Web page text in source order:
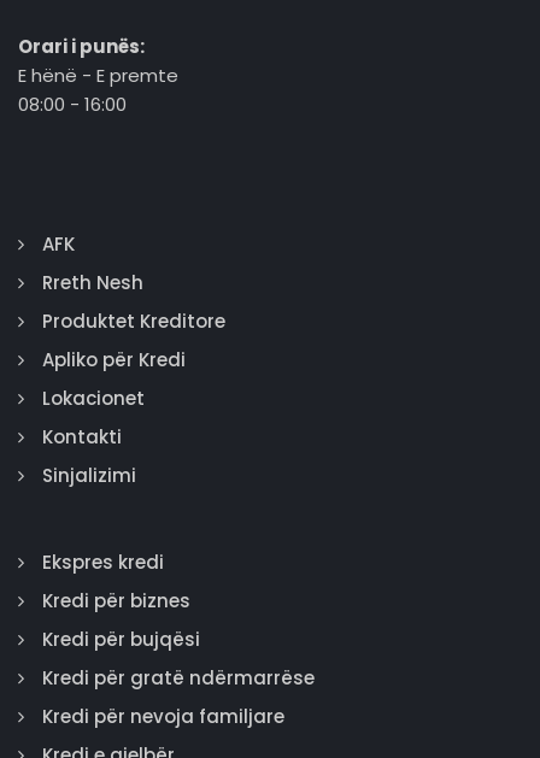
Orari i punës:
E hënë - E premte
08:00 - 16:00
AFK
Rreth Nesh
Produktet Kreditore
Apliko për Kredi
Lokacionet
Kontakti
Sinjalizimi
Ekspres kredi
Kredi për biznes
Kredi për bujqësi
Kredi për gratë ndërmarrëse
Kredi për nevoja familjare